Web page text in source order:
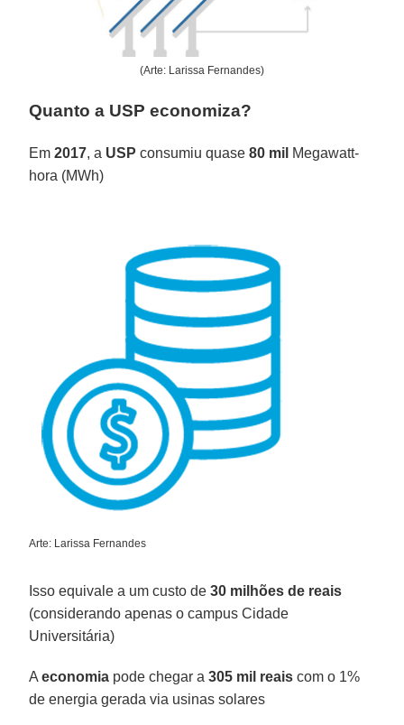
(Arte: Larissa Fernandes)
Quanto a USP economiza?
Em2017, a USP consumiu quase80 mil Megawatt-
hora (MWh)
Arte: Larissa Fernandes
Isso equivale a um custo de30 milhões de reais
(considerando apenas o campus Cidade
Universitária)
Aeconomia pode chegar a305 mil reais com o 1%
de energia gerada via usinas solares